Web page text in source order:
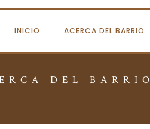
INICIO ACERCA DEL BARRIO
DEL BARRIO